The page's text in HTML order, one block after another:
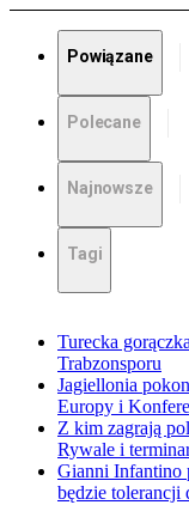
Powiązane
Polecane
Najnowsze
Tagi
Turecka
Trabzonsporu
Jagiellonia
Europy i
Z kim zagrają
Rywale i
Gianni Infantino
będzie tolerancji